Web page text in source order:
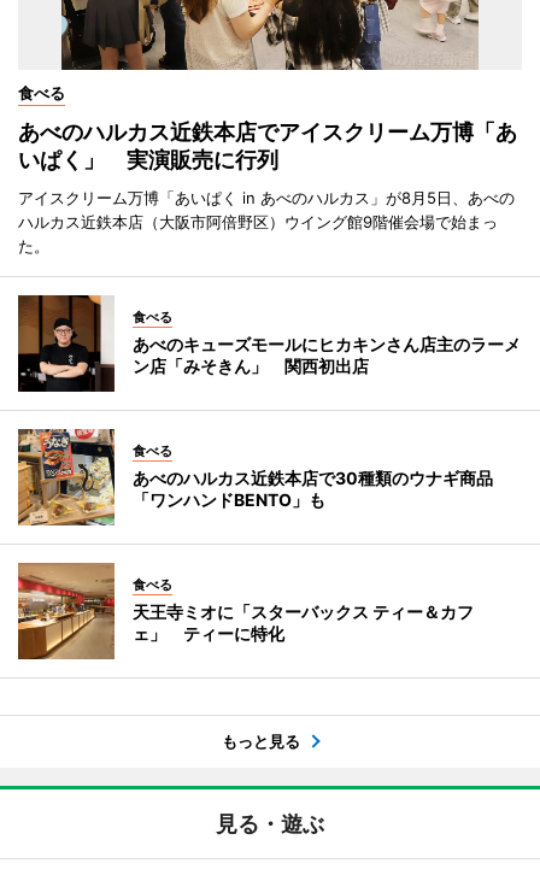
食べる
あべのハルカス近鉄本店でアイスクリーム万博「あ
いぱく」 実演販売に行列
アイスクリーム万博「あいぱく in あべのハルカス」が8月5日、あべの
ハルカス近鉄本店（大阪市阿倍野区）ウイング館9階催会場で始まっ
た。
食べる
あべのキューズモールにヒカキンさん店主のラーメ
ン店「みそきん」 関西初出店
食べる
あべのハルカス近鉄本店で30種類のウナギ商品
「ワンハンドBENTO」も
食べる
天王寺ミオに「スターバックス ティー＆カフ
ェ」 ティーに特化
もっと見る
見る・遊ぶ